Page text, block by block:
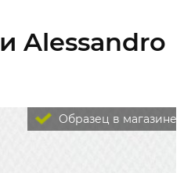
Alessandro
Образец в магазине